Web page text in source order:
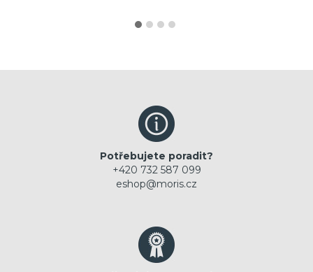
Potřebujete poradit?
+420 732 587 099
eshop@moris.cz